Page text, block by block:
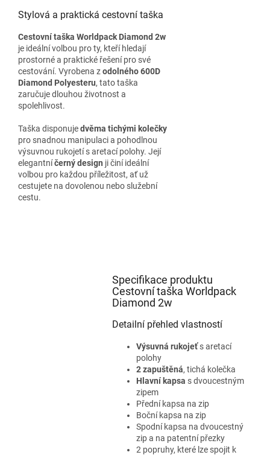
Stylová a praktická cestovní taška
Cestovní taška Worldpack Diamond 2w
je ideální volbou pro ty, kteří hledají
prostorné a praktické řešení pro své
cestování. Vyrobena zodolného 600D
Diamond Polyesteru, tato taška
zaručuje dlouhou životnost a
spolehlivost.
Taška disponujedvěma tichými kolečky
pro snadnou manipulaci a pohodlnou
výsuvnou rukojetí s aretací polohy. Její
elegantníčerný design ji činí ideální
volbou pro každou příležitost, ať už
cestujete na dovolenou nebo služební
cestu.
Specifikace produktu
Cestovní taška Worldpack
Diamond 2w
Detailní přehled vlastností
Výsuvná rukojeťs aretací
polohy
2 zapuštěná, tichá kolečka
Hlavní kapsa s dvoucestným
zipem
Přední kapsa na zip
Boční kapsa na zip
Spodní kapsa na dvoucestný
zip a na patentní přezky
2 popruhy, které lze spojit k